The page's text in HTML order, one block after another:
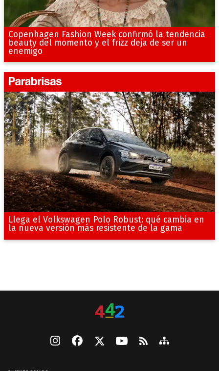
Copenhagen Fashion Week confirmó la tendencia
beauty del momento y el frizz deja de ser un
enemigo
Llega el Volkswagen Polo Robust: qué cambia en
la nueva versión más resistente de la gama